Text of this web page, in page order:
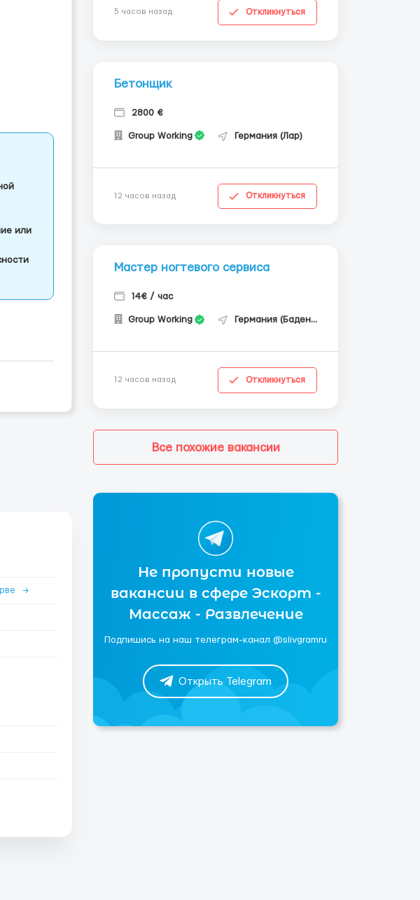
или
→
5 часов назад Откликнуться
Бетонщик
2800 €
Group Working Германия (Лар)
12 часов назад Откликнуться
Мастер ногтевого сервиса
14€ / час
Group Working Германия (Баден-Вюртемберг)
12 часов назад Откликнуться
Все похожие вакансии
Не пропусти новые
вакансии в сфере Эскорт -
Массаж - Развлечение
Подпишись на наш телеграм-канал @slivgramru
Открыть Telegram